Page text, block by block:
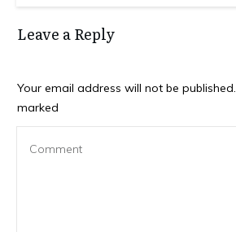
Leave a Reply
Your email address will not be published.
marked